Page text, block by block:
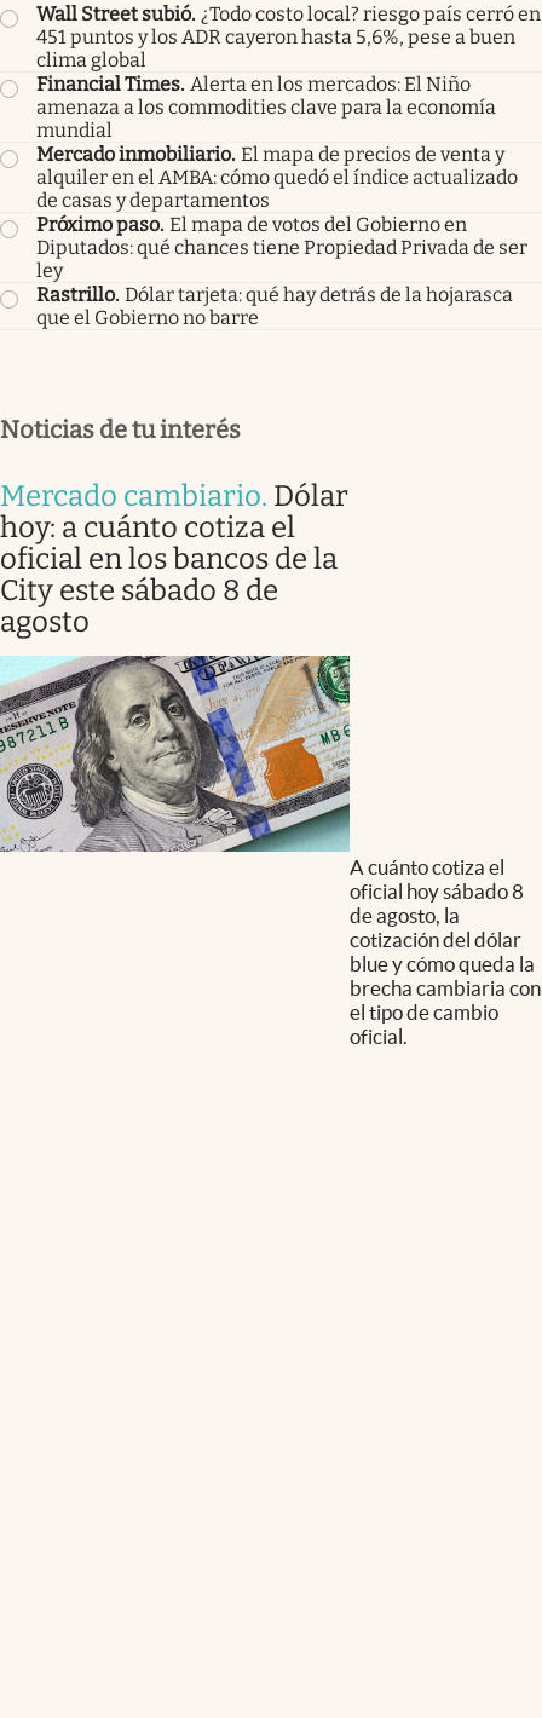
Wall Street subió. ¿Todo costo local? riesgo país cerró en
451 puntos y los ADR cayeron hasta 5,6%, pese a buen
clima global
Financial Times. Alerta en los mercados: El Niño
amenaza a los commodities clave para la economía
mundial
Mercado inmobiliario. El mapa de precios de venta y
alquiler en el AMBA: cómo quedó el índice actualizado
de casas y departamentos
Próximo paso. El mapa de votos del Gobierno en
Diputados: qué chances tiene Propiedad Privada de ser
ley
Rastrillo. Dólar tarjeta: qué hay detrás de la hojarasca
que el Gobierno no barre
Noticias de tu interés
Mercado cambiario. Dólar
hoy: a cuánto cotiza el
oficial en los bancos de la
City este sábado 8 de
agosto
A cuánto cotiza el
oficial hoy sábado 8
de agosto, la
cotización del dólar
blue y cómo queda la
brecha cambiaria con
el tipo de cambio
oficial.